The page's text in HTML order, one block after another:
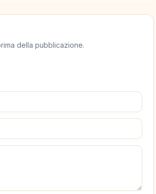
della pubblicazione.